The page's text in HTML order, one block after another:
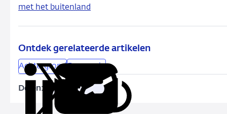
met het buitenland
Ontdek gerelateerde artikelen
Achtergrond
Delen:
Deel
via
DeelDeelKopieer